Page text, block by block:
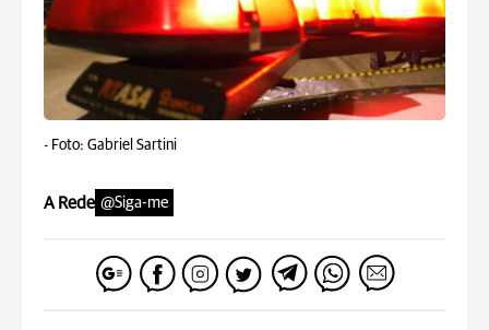
- Foto: Gabriel Sartini
A Rede @Siga-me